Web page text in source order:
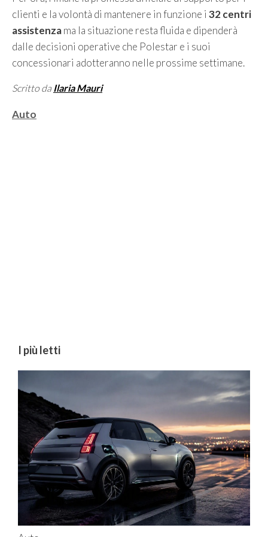
clienti e la volontà di mantenere in funzione i 32 centri
assistenzama la situazione resta fluida e dipenderà
dalle decisioni operative che Polestar e i suoi
concessionari adotteranno nelle prossime settimane.
Scritto da Ilaria Mauri
Categorie
Auto
I più letti